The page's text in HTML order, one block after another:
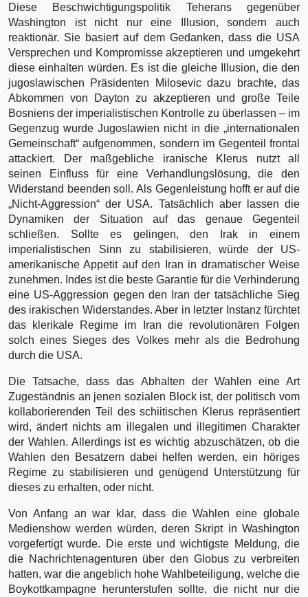
Diese Beschwichtigungspolitik Teherans gegenüber
Washington ist nicht nur eine Illusion, sondern auch
reaktionär. Sie basiert auf dem Gedanken, dass die USA
Versprechen und Kompromisse akzeptieren und umgekehrt
diese einhalten würden. Es ist die gleiche Illusion, die den
jugoslawischen Präsidenten Milosevic dazu brachte, das
Abkommen von Dayton zu akzeptieren und große Teile
Bosniens der imperialistischen Kontrolle zu überlassen – im
Gegenzug wurde Jugoslawien nicht in die „internationalen
Gemeinschaft“ aufgenommen, sondern im Gegenteil frontal
attackiert. Der maßgebliche iranische Klerus nutzt all
seinen Einfluss für eine Verhandlungslösung, die den
Widerstand beenden soll. Als Gegenleistung hofft er auf die
„Nicht-Aggression“ der USA. Tatsächlich aber lassen die
Dynamiken der Situation auf das genaue Gegenteil
schließen. Sollte es gelingen, den Irak in einem
imperialistischen Sinn zu stabilisieren, würde der US-
amerikanische Appetit auf den Iran in dramatischer Weise
zunehmen. Indes ist die beste Garantie für die Verhinderung
eine US-Aggression gegen den Iran der tatsächliche Sieg
des irakischen Widerstandes. Aber in letzter Instanz fürchtet
das klerikale Regime im Iran die revolutionären Folgen
solch eines Sieges des Volkes mehr als die Bedrohung
durch die USA.
Die Tatsache, dass das Abhalten der Wahlen eine Art
Zugeständnis an jenen sozialen Block ist, der politisch vom
kollaborierenden Teil des schiitischen Klerus repräsentiert
wird, ändert nichts am illegalen und illegitimen Charakter
der Wahlen. Allerdings ist es wichtig abzuschätzen, ob die
Wahlen den Besatzern dabei helfen werden, ein höriges
Regime zu stabilisieren und genügend Unterstützung für
dieses zu erhalten, oder nicht.
Von Anfang an war klar, dass die Wahlen eine globale
Medienshow werden würden, deren Skript in Washington
vorgefertigt wurde. Die erste und wichtigste Meldung, die
die Nachrichtenagenturen über den Globus zu verbreiten
hatten, war die angeblich hohe Wahlbeteiligung, welche die
Boykottkampagne herunterstufen sollte, die nicht nur die